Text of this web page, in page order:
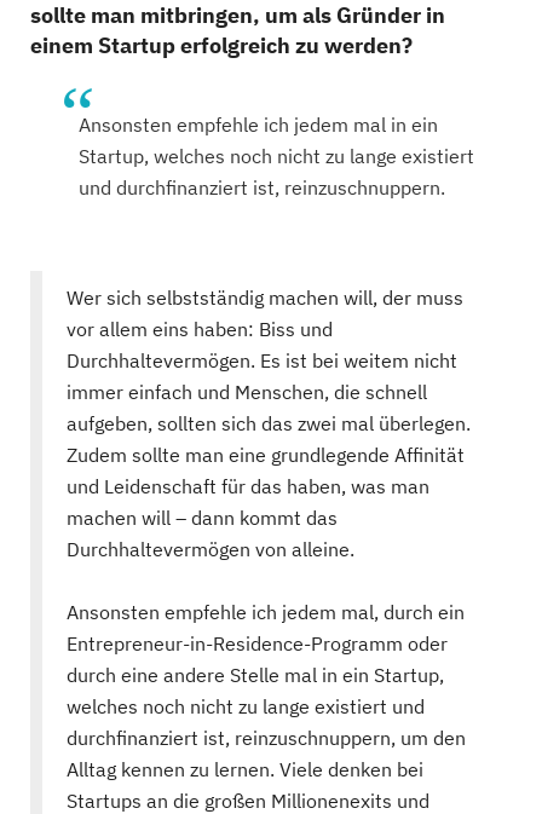
sollte man mitbringen, um als Gründer in
einem Startup erfolgreich zu werden?
Ansonsten empfehle ich jedem mal in ein
Startup, welches noch nicht zu lange existiert
und durchfinanziert ist, reinzuschnuppern.
Wer sich selbstständig machen will, der muss
vor allem eins haben: Biss und
Durchhaltevermögen. Es ist bei weitem nicht
immer einfach und Menschen, die schnell
aufgeben, sollten sich das zwei mal überlegen.
Zudem sollte man eine grundlegende Affinität
und Leidenschaft für das haben, was man
machen will – dann kommt das
Durchhaltevermögen von alleine.
Ansonsten empfehle ich jedem mal, durch ein
Entrepreneur-in-Residence-Programm oder
durch eine andere Stelle mal in ein Startup,
welches noch nicht zu lange existiert und
durchfinanziert ist, reinzuschnuppern, um den
Alltag kennen zu lernen. Viele denken bei
Startups an die großen Millionenexits und